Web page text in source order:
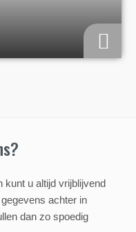
kunt u altijd vrijblijvend
achter in
dan zo spoedig